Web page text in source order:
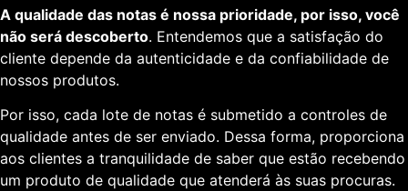
A qualidade das notas é nossa prioridade, por isso, você
não será descoberto. Entendemos que a satisfação do
cliente depende da autenticidade e da confiabilidade de
nossos produtos.
Por isso, cada lote de notas é submetido a controles de
qualidade antes de ser enviado. Dessa forma, proporciona
aos clientes a tranquilidade de saber que estão recebendo
um produto de qualidade que atenderá às suas procuras.